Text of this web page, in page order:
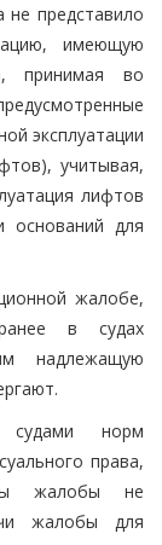
не представило
имеющую
принимая во
эксплуатации
учитывая,
лифтов
оснований для
жалобе,
в судах
надлежащую
судами норм
права,
жалобы не
жалобы для